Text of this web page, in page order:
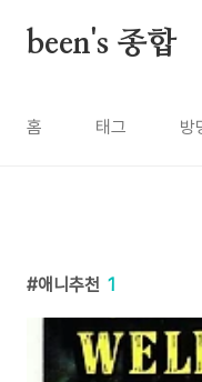
been's 종합
홈 태그 방
애니추천 1